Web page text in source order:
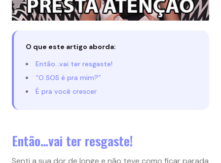
O que este artigo aborda:
Então…vai ter resgaste!
“O SOS é pra mim?”
É pra você crescer
Então…vai ter resgaste!
Senti a sua dor de longe e não teve como ficar parada